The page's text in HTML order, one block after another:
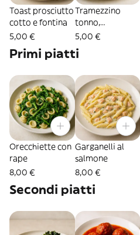
Toast prosciutto
cotto e fontina
5,00 €
Tramezzino
tonno,
pomodoro e
insalata
5,00 €
Primi piatti
Orecchiette con
rape
8,00 €
Garganelli al
salmone
8,00 €
Secondi piatti